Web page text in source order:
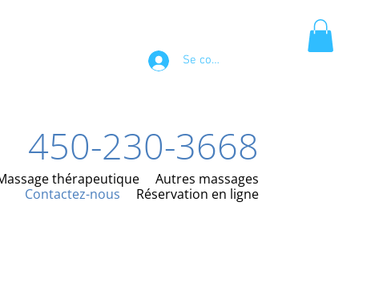
Se connecter
450-230-3668
thérapeutique
Autres massages
Contactez-nous
Réservation en ligne